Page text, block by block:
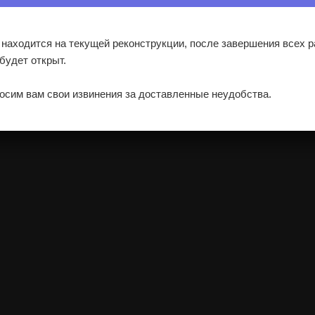
на текущей реконструкции, после завершения всех
открыт.
вам свои извинения за доставленные неудобства.